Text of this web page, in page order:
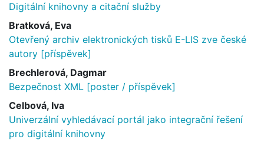
Digitální knihovny a citační služby
Bratková, Eva
Otevřený archiv elektronických tisků E-LIS zve české
autory [příspěvek]
Brechlerová, Dagmar
Bezpečnost XML [poster / příspěvek]
Celbová, Iva
Univerzální vyhledávací portál jako integrační řešení
pro digitální knihovny